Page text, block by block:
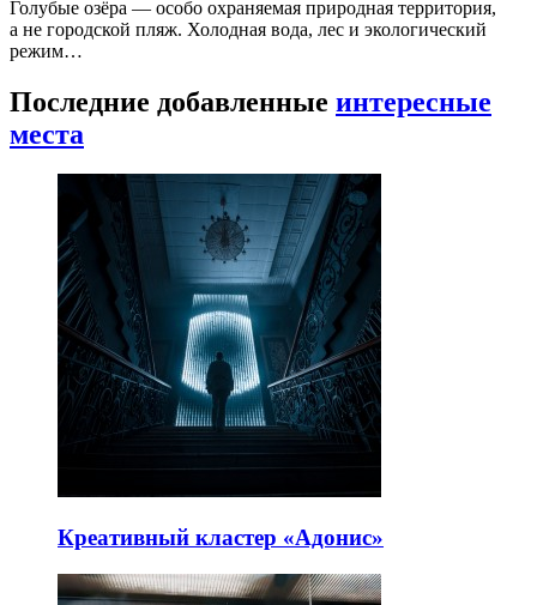
Голубые озёра — особо охраняемая природная территория,
а не городской пляж. Холодная вода, лес и экологический
режим…
Последние добавленные интересные
места
Креативный кластер «Адонис»